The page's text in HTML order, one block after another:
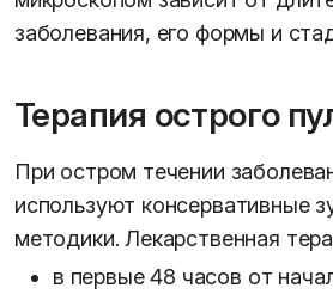
заболевания, его формы и
Терапия острого
При остром течении
используют консервативные
методики. Лекарственная
в первые 48 часов от